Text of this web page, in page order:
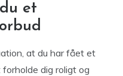
et
at du har fået et
dig roligt og